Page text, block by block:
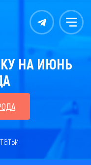
Контакты Меню
НА ИЮНЬ